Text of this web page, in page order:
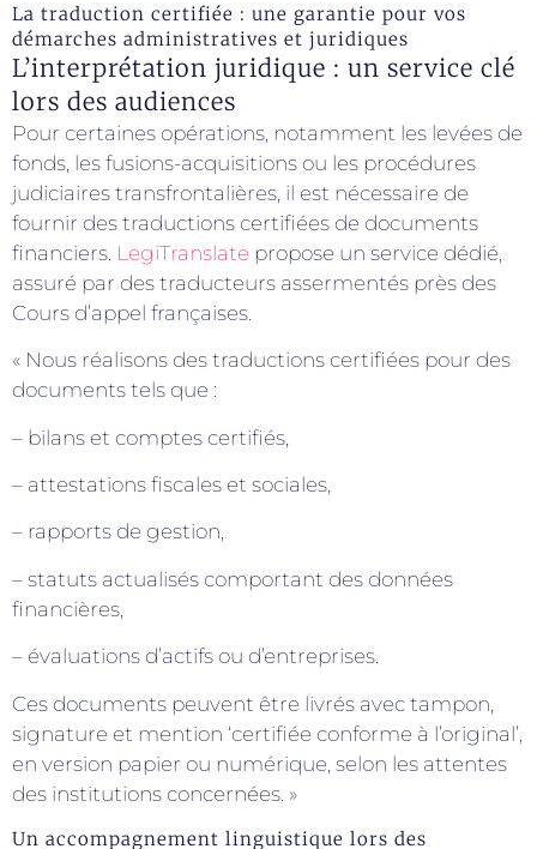
La traduction certifiée : une garantie pour vos
démarches administratives et juridiques
L’interprétation juridique : un service clé
lors des audiences
Pour certaines opérations, notamment les levées de
fonds, les fusions-acquisitions ou les procédures
judiciaires transfrontalières, il est nécessaire de
fournir des traductions certifiées de documents
financiers. LegiTranslate propose un service dédié,
assuré par des traducteurs assermentés près des
Cours d’appel françaises.
« Nous réalisons des traductions certifiées pour des
documents tels que :
– bilans et comptes certifiés,
– attestations fiscales et sociales,
– rapports de gestion,
– statuts actualisés comportant des données
financières,
– évaluations d’actifs ou d’entreprises.
Ces documents peuvent être livrés avec tampon,
signature et mention ‘certifiée conforme à l’original’,
en version papier ou numérique, selon les attentes
des institutions concernées. »
Un accompagnement linguistique lors des